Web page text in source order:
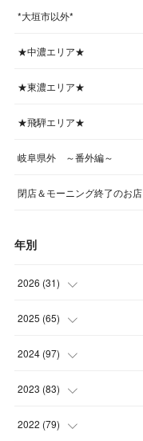
*大垣市以外*
★中濃エリア★
★東濃エリア★
★飛騨エリア★
岐阜県外 ～番外編～
閉店＆モーニング終了のお店
年別
2026 (31)
(4
(4
(5
(4
2025 (65)
(5
(6
(6
2024 (97)
(5
(7
2023 (83)
(6
2022 (79)